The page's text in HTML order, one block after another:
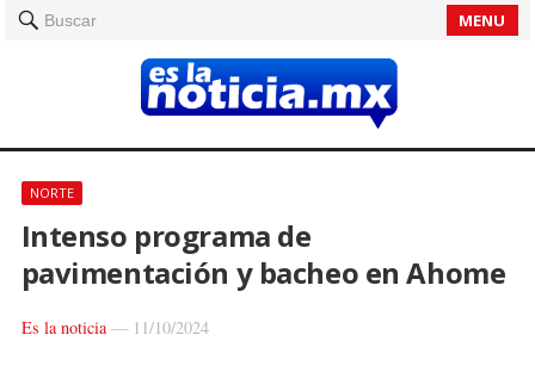
Buscar MENU
NORTE
Intenso programa de
pavimentación y bacheo en Ahome
Es la noticia— 11/10/2024